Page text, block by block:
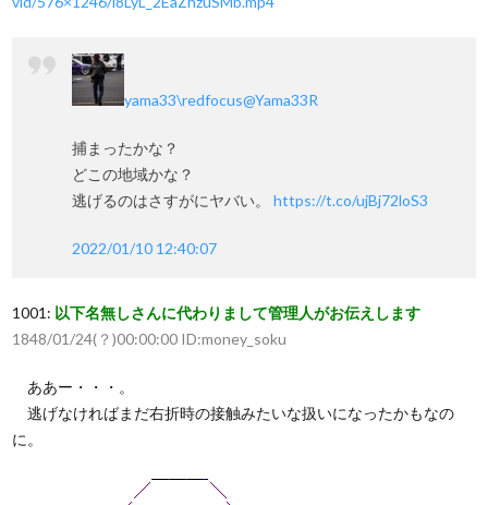
yama33\redfocus@Yama33R
捕まったかな？
どこの地域かな？
逃げるのはさすがにヤバい。 https://t.co/ujBj72loS3
2022/01/10 12:40:07
1001: 以下名無しさんに代わりまして管理人がお伝えします
1848/01/24(？)00:00:00 ID:money_soku
ああー・・・。
逃げなければまだ右折時の接触みたいな扱いになったかもなの
に。